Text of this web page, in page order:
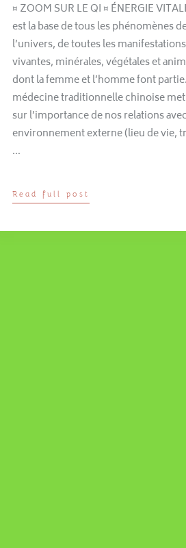
¤ ZOOM SUR LE QI ¤ ÉNERGIE
est la base de tous les phénomènes
l’univers, de toutes les manifestations
vivantes, minérales, végétales et
dont la femme et l’homme font
médecine traditionnelle chinoise met
sur l’importance de nos relations
environnement externe (lieu de vie,
…
Read full post